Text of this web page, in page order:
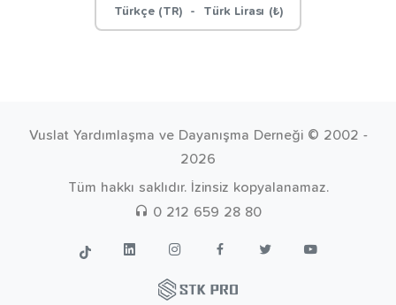
Türkçe (TR) - Türk Lirası (₺)
Vuslat Yardımlaşma ve Dayanışma Derneği © 2002 -
2026
Tüm hakkı saklıdır. İzinsiz kopyalanamaz.
0 212 659 28 80